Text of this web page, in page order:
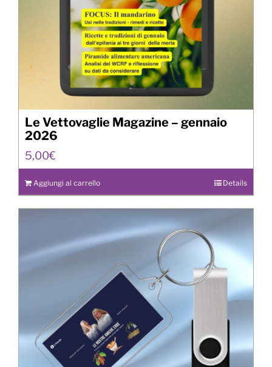
Le Vettovaglie Magazine – gennaio
2026
5,00€
Aggiungi al carrello Details